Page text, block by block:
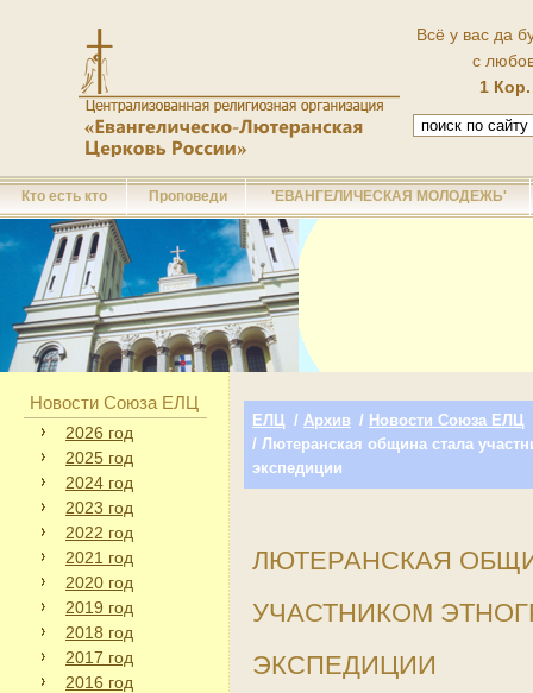
Всё у вас да
с
1
Кто есть кто Проповеди 'ЕВАНГЕЛИЧЕСКАЯ МОЛОДЕЖЬ'
Новости Союза ЕЛЦ
2026 год
2025 год
2024 год
2023 год
2022 год
2021 год
2020 год
2019 год
2018 год
2017 год
2016 год
ЕЛЦ / Архив / Новости Союза ЕЛЦ
/ Лютеранская община стала
экспедиции
ЛЮТЕРАНСКАЯ
УЧАСТНИКОМ
ЭКСПЕДИЦИИ